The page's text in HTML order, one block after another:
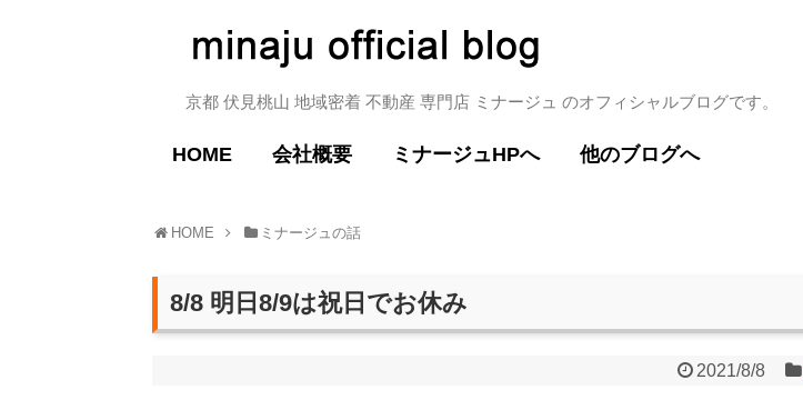
京都 伏見桃山 地域密着 不動産 専門店 ミナージュ のオフィシャルブログです。
HOME 会社概要 ミナージュHPへ 他のブログへ
HOME ミナージュの話
8/8 明日8/9は祝日でお休み
2021/8/8